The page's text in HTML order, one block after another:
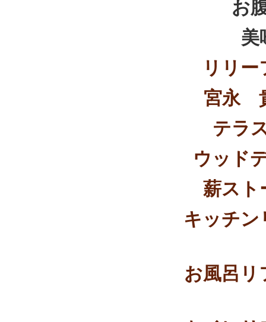
お
美
リリ
宮永
テラ
ウッド
薪スト
キッチン
お風呂リ